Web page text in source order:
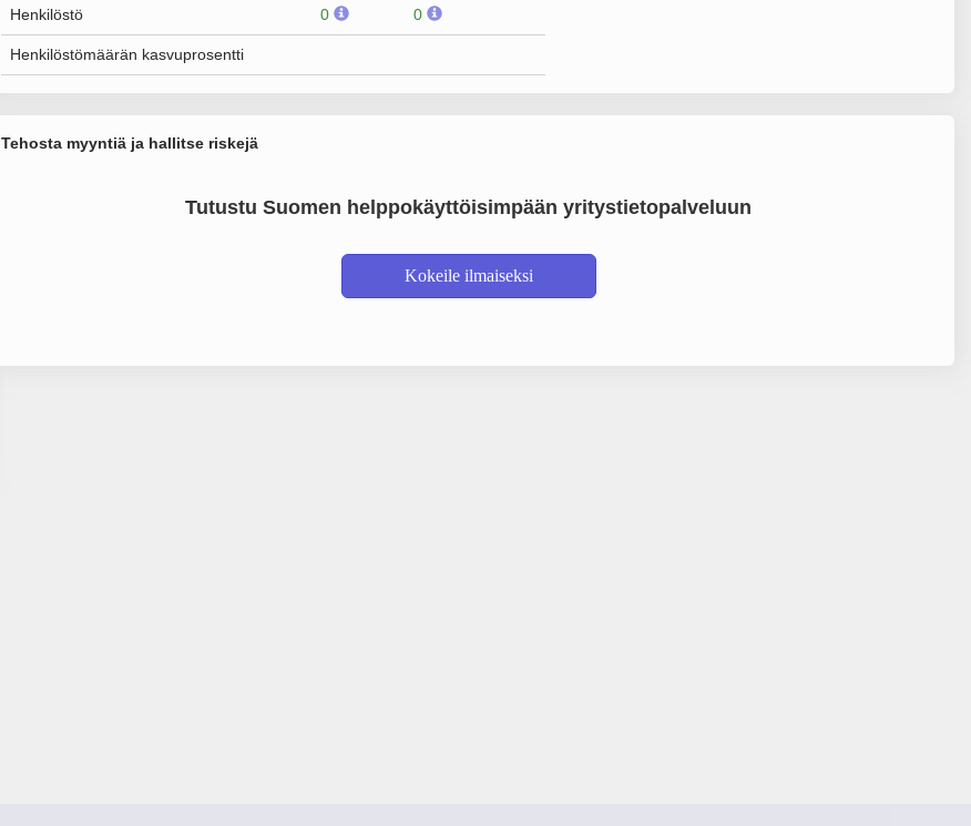
Henkilöstö 0 0
Henkilöstömäärän kasvuprosentti
Tehosta myyntiä ja hallitse riskejä
Tutustu Suomen helppokäyttöisimpään yritystietopalveluun
Kokeile ilmaiseksi